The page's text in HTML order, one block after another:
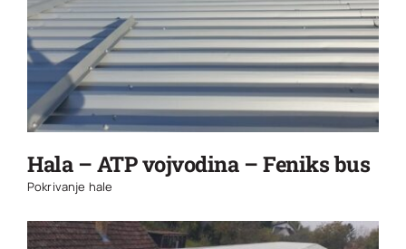
Hala – ATP vojvodina – Feniks bus
Pokrivanje hale